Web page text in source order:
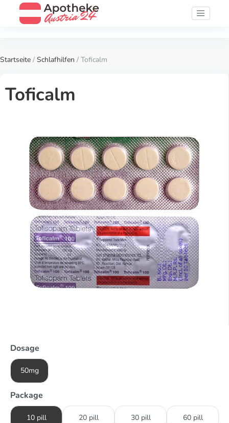
Startseite / Schlafhilfen / Toficalm
Toficalm
Dosage
50mg
Package
10 pill 20 pill 30 pill 60 pill